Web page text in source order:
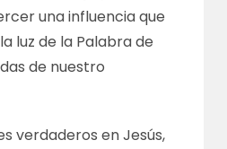
una influencia que
luz de la Palabra de
de nuestro
verdaderos en Jesús,